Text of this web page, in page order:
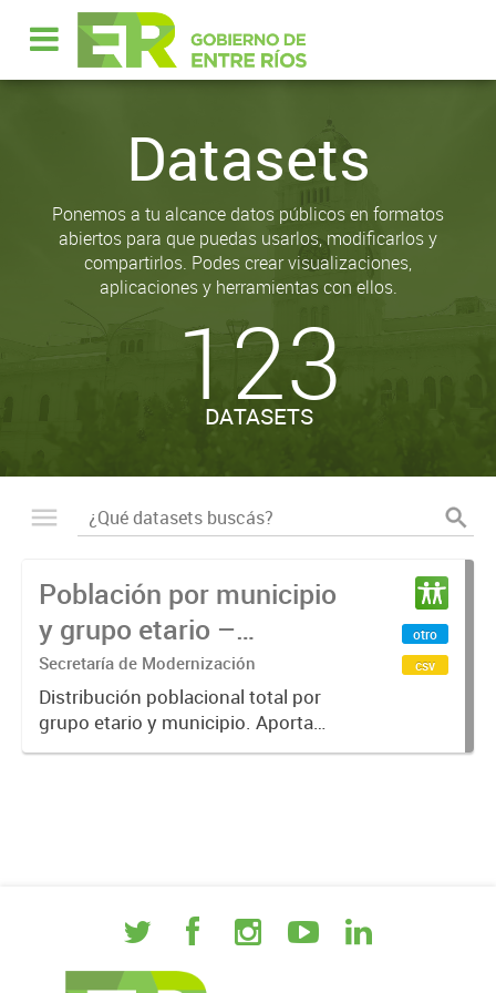
Datasets
Ponemos a tu alcance datos públicos en formatos
abiertos para que puedas usarlos, modificarlos y
compartirlos. Podes crear visualizaciones,
aplicaciones y herramientas con ellos.
123
DATASETS
Población por municipio
y grupo etario –
Provincia de Entre Ríos
2025
Secretaría de Modernización
Distribución poblacional total por
grupo etario y municipio. Aporta
una visión estructural de la
otro
csv